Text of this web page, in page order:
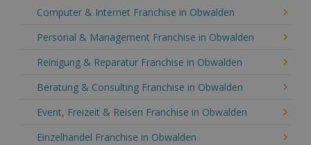
Computer & Internet Franchise in Obwalden
Personal & Management Franchise in Obwalden
Reinigung & Reparatur Franchise in Obwalden
Beratung & Consulting Franchise in Obwalden
Event, Freizeit & Reisen Franchise in Obwalden
Einzelhandel Franchise in Obwalden